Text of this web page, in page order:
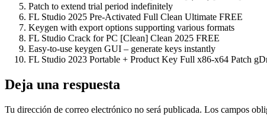
Patch to extend trial period indefinitely
FL Studio 2025 Pre-Activated Full Clean Ultimate FREE
Keygen with export options supporting various formats
FL Studio Crack for PC [Clean] Clean 2025 FREE
Easy-to-use keygen GUI – generate keys instantly
FL Studio 2023 Portable + Product Key Full x86-x64 Patch
Deja una respuesta
Tu dirección de correo electrónico no será publicada. Los campos